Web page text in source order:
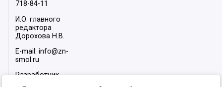
718-84-11
И.О. главного
редактора
Дорохова Н.В.
E-mail: info@zn-
smol.ru
Разработчик